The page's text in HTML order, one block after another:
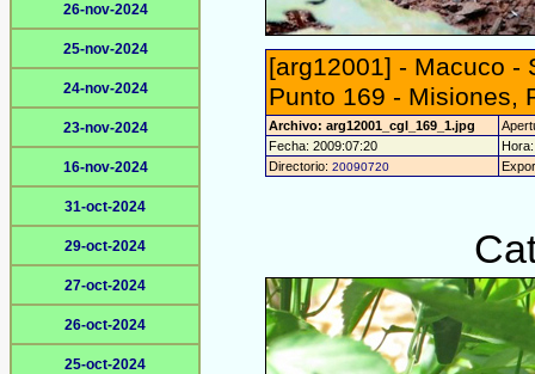
26-nov-2024
25-nov-2024
24-nov-2024
23-nov-2024
16-nov-2024
31-oct-2024
29-oct-2024
27-oct-2024
26-oct-2024
25-oct-2024
[arg12001] - Macuco -
Punto 169 - Misiones,
Archivo: arg12001_cgl_169_1.jpg
Fecha: 2009:07:20
Directorio: 20090720